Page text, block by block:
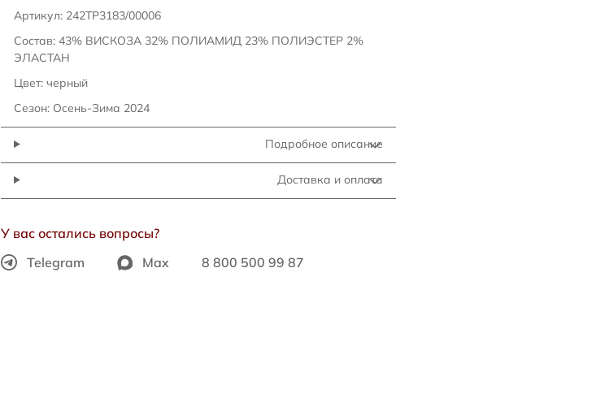
Артикул: 242TP3183/00006
Состав: 43% ВИСКОЗА 32% ПОЛИАМИД 23% ПОЛИЭСТЕР 2%
ЭЛАСТАН
Цвет: черный
Сезон: Осень-Зима 2024
Подробное описание
Доставка и оплата
У вас остались вопросы?
Telegram
Max 8 800 500 99 87